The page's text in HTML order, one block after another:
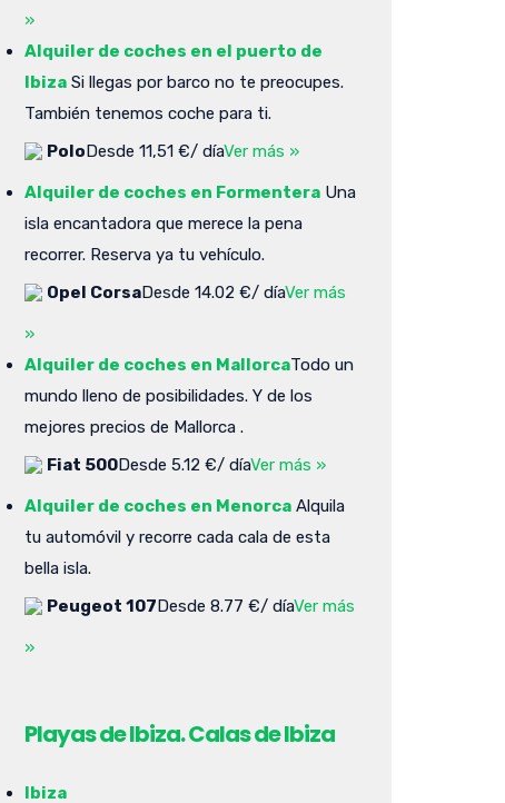
»
Alquiler de coches en el puerto de
Ibiza Si llegas por barco no te preocupes.
También tenemos coche para ti.
PoloDesde 11,51 €/ díaVer más »
Alquiler de coches en Formentera Una
isla encantadora que merece la pena
recorrer. Reserva ya tu vehículo.
Opel CorsaDesde 14.02 €/ díaVer más
»
Alquiler de coches en MallorcaTodo un
mundo lleno de posibilidades. Y de los
mejores precios de Mallorca .
Fiat 500Desde 5.12 €/ díaVer más »
Alquiler de coches en Menorca Alquila
tu automóvil y recorre cada cala de esta
bella isla.
Peugeot 107Desde 8.77 €/ díaVer más
»
Playas de Ibiza. Calas de Ibiza
Ibiza